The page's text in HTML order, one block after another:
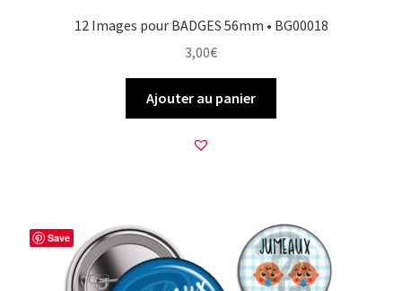
12 Images pour BADGES 56mm • BG00018
3,00€
Ajouter au panier
Save